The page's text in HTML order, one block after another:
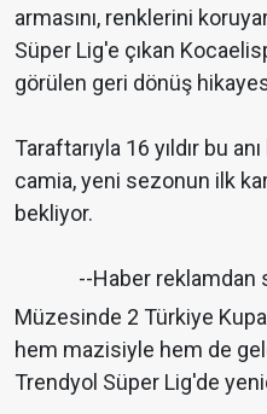
armasını, renklerini
Süper Lig'e çıkan
görülen geri dönüş
Taraftarıyla 16 yıldır bu
camia, yeni sezonun ilk
bekliyor.
--Haber reklamdan
Müzesinde 2 Türkiye
hem mazisiyle hem de
Trendyol Süper Lig'de